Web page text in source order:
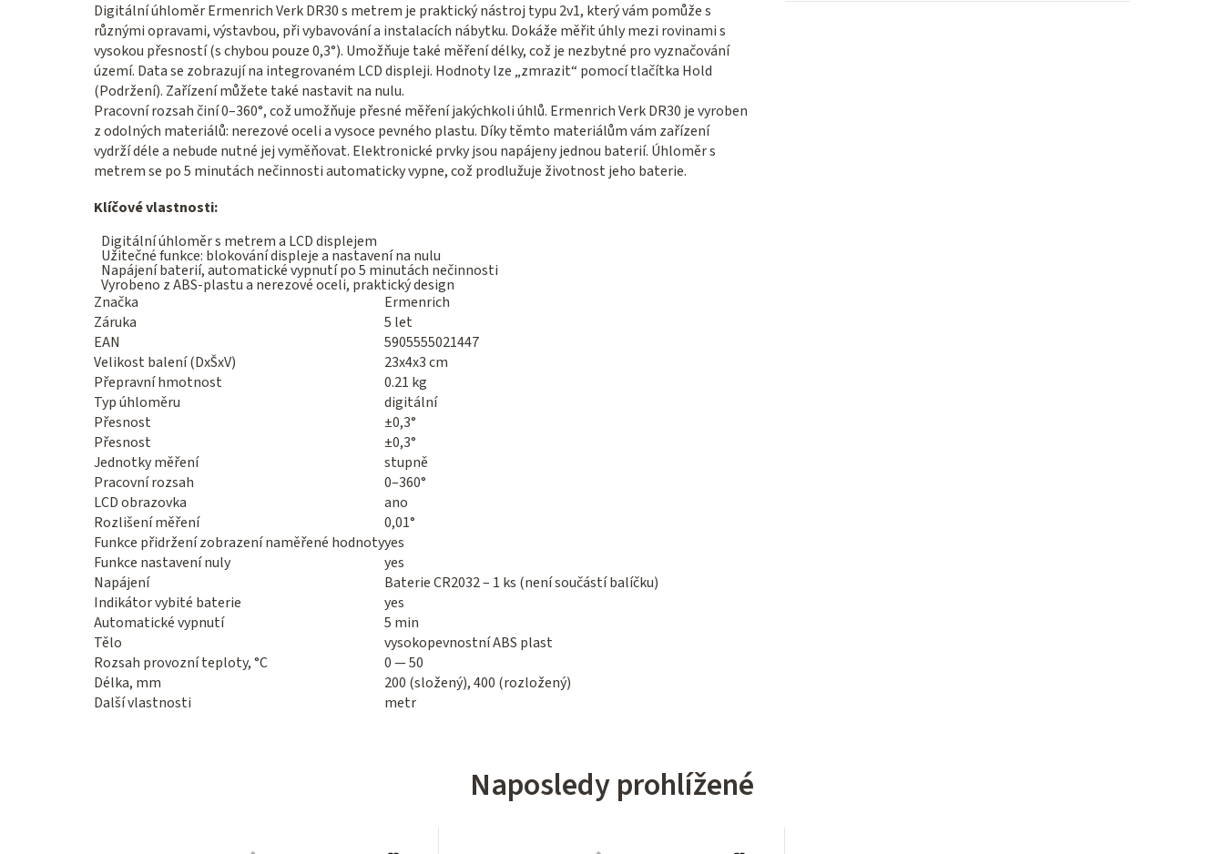
Digitální úhloměr Ermenrich Verk DR30 s metrem je praktický nástroj typu 2v1, který vám pomůže s
různými opravami, výstavbou, při vybavování a instalacích nábytku. Dokáže měřit úhly mezi rovinami s
vysokou přesností (s chybou pouze 0,3°). Umožňuje také měření délky, což je nezbytné pro vyznačování
území. Data se zobrazují na integrovaném LCD displeji. Hodnoty lze „zmrazit“ pomocí tlačítka Hold
(Podržení). Zařízení můžete také nastavit na nulu.
Pracovní rozsah činí 0–360°, což umožňuje přesné měření jakýchkoli úhlů. Ermenrich Verk DR30 je vyroben
z odolných materiálů: nerezové oceli a vysoce pevného plastu. Díky těmto materiálům vám zařízení
vydrží déle a nebude nutné jej vyměňovat. Elektronické prvky jsou napájeny jednou baterií. Úhloměr s
metrem se po 5 minutách nečinnosti automaticky vypne, což prodlužuje životnost jeho baterie.
Klíčové vlastnosti:
Digitální úhloměr s metrem a LCD displejem
Užitečné funkce: blokování displeje a nastavení na nulu
Napájení baterií, automatické vypnutí po 5 minutách nečinnosti
Vyrobeno z ABS-plastu a nerezové oceli, praktický design
Značka
Ermenrich
Záruka
5 let
EAN
5905555021447
Velikost balení (DxŠxV)
23x4x3 cm
Přepravní hmotnost
0.21 kg
Typ úhloměru
digitální
Přesnost
±0,3°
Přesnost
±0,3°
Jednotky měření
stupně
Pracovní rozsah
0–360°
LCD obrazovka
ano
Rozlišení měření
0,01°
Funkce přidržení zobrazení naměřené hodnotyyes
Funkce nastavení nuly
yes
Napájení
Baterie CR2032 – 1 ks (není součástí balíčku)
Indikátor vybité baterie
yes
Automatické vypnutí
5 min
Tělo
vysokopevnostní ABS plast
Rozsah provozní teploty, °C
0 — 50
Délka, mm
200 (složený), 400 (rozložený)
Další vlastnosti
metr
Naposledy prohlížené